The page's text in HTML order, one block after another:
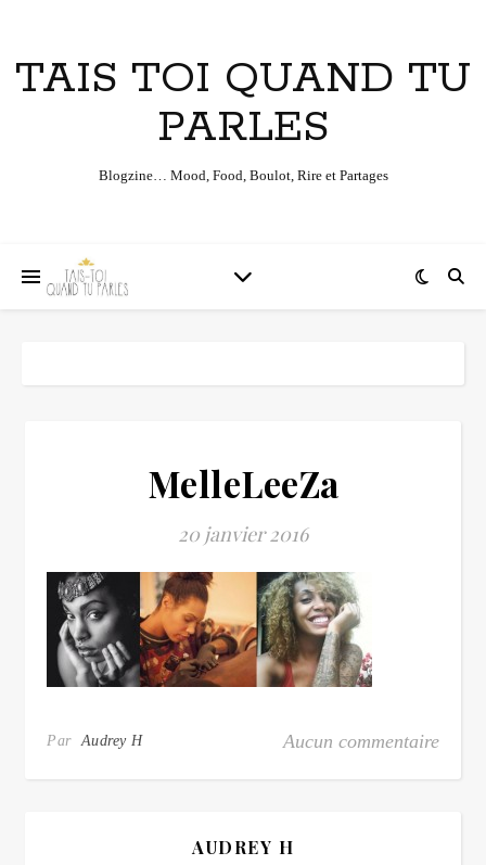
TAIS TOI QUAND TU
PARLES
Blogzine… Mood, Food, Boulot, Rire et Partages
MelleLeeZa
20 janvier 2016
ParAudrey H Aucun commentaire
AUDREY H